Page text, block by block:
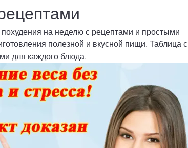
на неделю с рецептами и простыми
полезной и вкусной пищи. Таблица с
для каждого блюда.